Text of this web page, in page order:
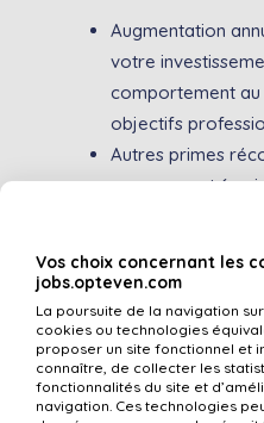
Augmentation
votre
comportement
objectifs
Autres primes
engagement
respectivement la
l’intéressement et
PERECO
Possibilité de
l’entreprise
Vos choix concernant les
jobs.opteven.com
La poursuite de la navigation
cookies ou technologies
proposer un site fonctionnel et
connaître, de collecter les
fonctionnalités du site et
navigation. Ces technologies